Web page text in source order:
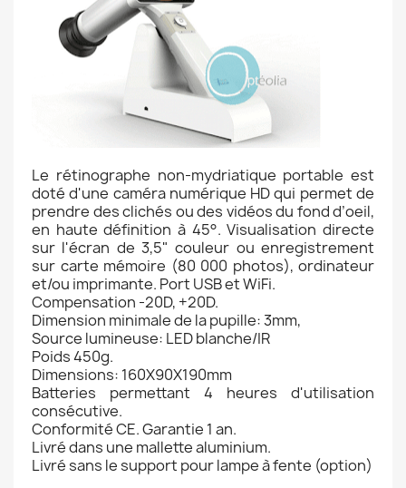
Le rétinographe non-mydriatique portable est
doté d'une caméra numérique HD qui permet de
prendre des clichés ou des vidéos du fond d’oeil,
en haute définition à 45°. Visualisation directe
sur l'écran de 3,5" couleur ou enregistrement
sur carte mémoire (80 000 photos), ordinateur
et/ou imprimante. Port USB et WiFi.
Compensation -20D, +20D.
Dimension minimale de la pupille: 3mm,
Source lumineuse: LED blanche/IR
Poids 450g.
Dimensions: 160X90X190mm
Batteries permettant 4 heures d'utilisation
consécutive.
Conformité CE. Garantie 1 an.
Livré dans une mallette aluminium.
Livré sans le support pour lampe à fente (option)